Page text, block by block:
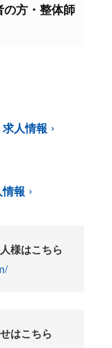
の方・整体師
求人情報
報
様はこちら
はこちら